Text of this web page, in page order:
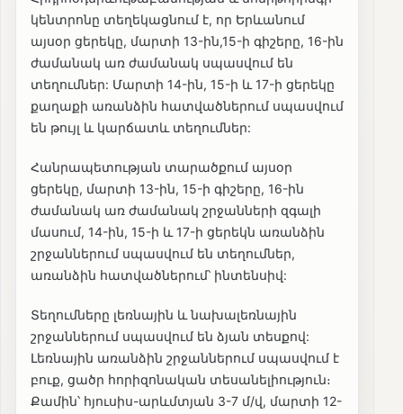
կենտրոնը տեղեկացնում է, որ Երևանում
այսօր ցերեկը, մարտի 13-ին,15-ի գիշերը, 16-ին
ժամանակ առ ժամանակ սպասվում են
տեղումներ: Մարտի 14-ին, 15-ի և 17-ի ցերեկը
քաղաքի առանձին հատվածներում սպասվում
են թույլ և կարճատև տեղումներ:
Հանրապետության տարածքում այսօր
ցերեկը, մարտի 13-ին, 15-ի գիշերը, 16-ին
ժամանակ առ ժամանակ շրջանների զգալի
մասում, 14-ին, 15-ի և 17-ի ցերեկն առանձին
շրջաններում սպասվում են տեղումներ,
առանձին հատվածներում՝ ինտենսիվ:
Տեղումները լեռնային և նախալեռնային
շրջաններում սպասվում են ձյան տեսքով:
Լեռնային առանձին շրջաններում սպասվում է
բուք, ցածր հորիզոնական տեսանելիություն։
Քամին՝ հյուսիս-արևմտյան 3-7 մ/վ, մարտի 12-